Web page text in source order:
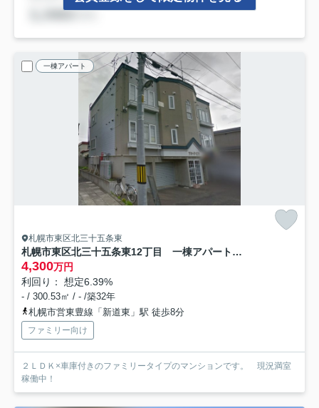
一棟アパート
札幌市東区北三十五条東
札幌市東区北三十五条東12丁目 一棟アパート 現況満室稼働中
4,300万円
利回り： 想定6.39%
- / 300.53㎡ / - /築32年
札幌市営東豊線「新道東」駅 徒歩8分
ファミリー向け
２ＬＤＫ×車庫付きのファミリータイプのマンションです。 現況満室
稼働中！